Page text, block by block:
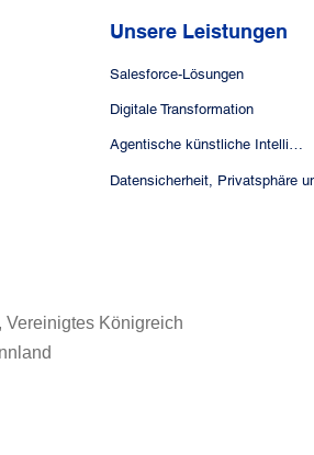
GASTGEWERBES AN
Vereinigtes Königreich
Unsere Leistungen
Salesforce-Lösungen
Digitale Transformation